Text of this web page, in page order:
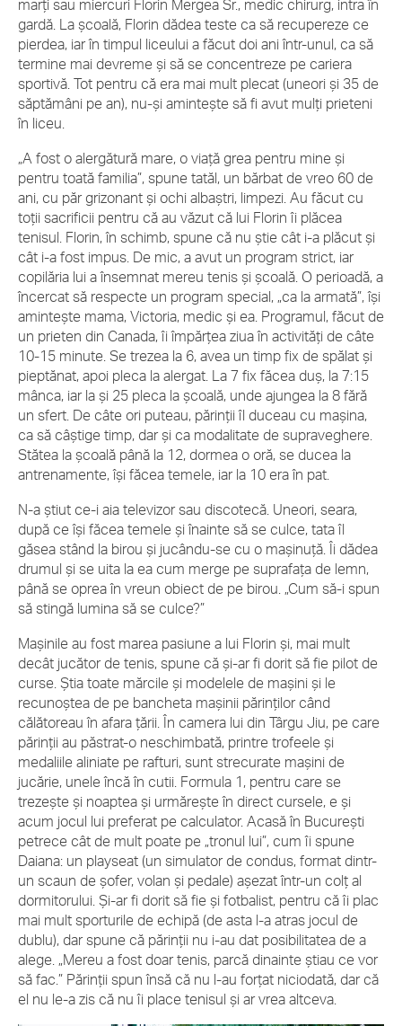
marţi sau miercuri Florin Mergea Sr., medic chirurg, intra în
gardă. La şcoală, Florin dădea teste ca să recupereze ce
pierdea, iar în timpul liceului a făcut doi ani într-unul, ca să
termine mai devreme şi să se concentreze pe cariera
sportivă. Tot pentru că era mai mult plecat (uneori şi 35 de
săptămâni pe an), nu-şi aminteşte să fi avut mulţi prieteni
în liceu.
„A fost o alergătură mare, o viaţă grea pentru mine şi
pentru toată familia”, spune tatăl, un bărbat de vreo 60 de
ani, cu păr grizonant şi ochi albaştri, limpezi. Au făcut cu
toţii sacrificii pentru că au văzut că lui Florin îi plăcea
tenisul. Florin, în schimb, spune că nu ştie cât i-a plăcut şi
cât i-a fost impus. De mic, a avut un program strict, iar
copilăria lui a însemnat mereu tenis şi şcoală. O perioadă, a
încercat să respecte un program special, „ca la armată”, îşi
aminteşte mama, Victoria, medic şi ea. Programul, făcut de
un prieten din Canada, îi împărţea ziua în activităţi de câte
10-15 minute. Se trezea la 6, avea un timp fix de spălat şi
pieptănat, apoi pleca la alergat. La 7 fix făcea duş, la 7:15
mânca, iar la şi 25 pleca la şcoală, unde ajungea la 8 fără
un sfert. De câte ori puteau, părinţii îl duceau cu maşina,
ca să câştige timp, dar şi ca modalitate de supraveghere.
Stătea la şcoală până la 12, dormea o oră, se ducea la
antrenamente, îşi făcea temele, iar la 10 era în pat.
N-a ştiut ce-i aia televizor sau discotecă. Uneori, seara,
după ce îşi făcea temele şi înainte să se culce, tata îl
găsea stând la birou şi jucându-se cu o maşinuţă. Îi dădea
drumul şi se uita la ea cum merge pe suprafaţa de lemn,
până se oprea în vreun obiect de pe birou. „Cum să-i spun
să stingă lumina să se culce?”
Maşinile au fost marea pasiune a lui Florin şi, mai mult
decât jucător de tenis, spune că şi-ar fi dorit să fie pilot de
curse. Ştia toate mărcile şi modelele de maşini şi le
recunoştea de pe bancheta maşinii părinţilor când
călătoreau în afara ţării. În camera lui din Târgu Jiu, pe care
părinţii au păstrat-o neschimbată, printre trofeele şi
medaliile aliniate pe rafturi, sunt strecurate maşini de
jucărie, unele încă în cutii. Formula 1, pentru care se
trezeşte şi noaptea şi urmăreşte în direct cursele, e şi
acum jocul lui preferat pe calculator. Acasă în Bucureşti
petrece cât de mult poate pe „tronul lui”, cum îi spune
Daiana: un playseat (un simulator de condus, format dintr-
un scaun de şofer, volan şi pedale) aşezat într-un colţ al
dormitorului. Şi-ar fi dorit să fie şi fotbalist, pentru că îi plac
mai mult sporturile de echipă (de asta l-a atras jocul de
dublu), dar spune că părinţii nu i-au dat posibilitatea de a
alege. „Mereu a fost doar tenis, parcă dinainte ştiau ce vor
să fac.” Părinţii spun însă că nu l-au forţat niciodată, dar că
el nu le-a zis că nu îi place tenisul şi ar vrea altceva.